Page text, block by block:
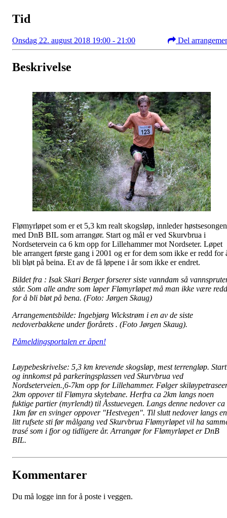
Tid
Onsdag 22. august 2018 19:00 - 21:00 Del
Beskrivelse
Flømyrløpet som er et 5,3 km realt skogsløp, innleder høstsesongen
med DnB BIL som arrangør. Start og mål er ved Skurvbrua i
Nordsetervein ca 6 km opp for Lillehammer mot Nordseter. Løpet
ble arrangert første gang i 2001 og er for dem som ikke er redd for
bli bløt på beina. Et av de få løpene i år som ikke er endret.
Bildet fra : Isak Skari Berger forserer siste vanndam så
står. Som alle andre som løper Flømyrløpet må man ikke være redd
for å bli bløt på bena. (Foto: Jørgen Skaug)
Arrangementsbilde: Ingebjørg Wickstrøm i en av de siste
nedoverbakkene under fjorårets . (Foto Jørgen Skaug).
Påmeldingsportalen er åpen!
Løypebeskrivelse: 5,3 km krevende skogsløp, mest terrengløp. Start
og innkomst på parkeringsplassen ved Skurvbrua ved
Nordseterveien.,6-7km opp for Lillehammer. Følger
2km oppover til Flømyra skytebane. Herfra ca 2km langs noen
fuktige partier (myrlendt) til Åsstuevegen. Langs denne nedover ca
1km før en svinger oppover "Hestvegen". Til slutt nedover langs en
litt rufsete sti før målgang ved Skurvbrua Flømyrløpet vil ha
trasé som i fjor og tidligere år. Arrangør for Flømyrløpet er DnB
BIL.
Kommentarer
Du må logge inn for å poste i veggen.